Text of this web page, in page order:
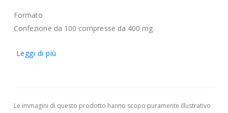
Formato
Confezione da 100 compresse da 400 mg.
Leggi di più
Le immagini di questo prodotto hanno scopo puramente illustrativo